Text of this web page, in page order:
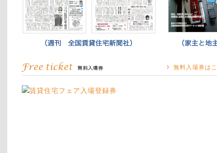
無料入場券は